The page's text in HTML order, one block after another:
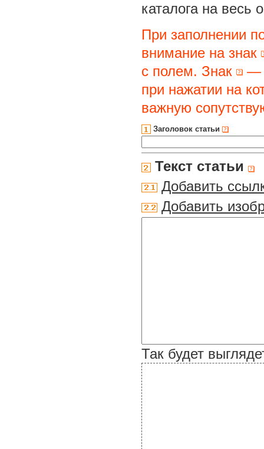
каталога на весь
При заполнении
внимание на знак
с полем. Знак
—
при нажатии на
важную
Заголовок статьи
Текст статьи
Добавить
Добавить
Так будет